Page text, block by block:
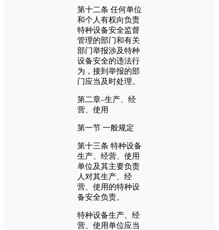
第十二条 任何单位
和个人有权向负责
特种设备安全监督
管理的部门和有关
部门举报涉及特种
设备安全的违法行
为，接到举报的部
门应当及时处理。
第二章–生产、经
营、使用
第一节 一般规定
第十三条 特种设备
生产、经营、使用
单位及其主要负责
人对其生产、经
营、使用的特种设
备安全负责。
特种设备生产、经
营、使用单位应当